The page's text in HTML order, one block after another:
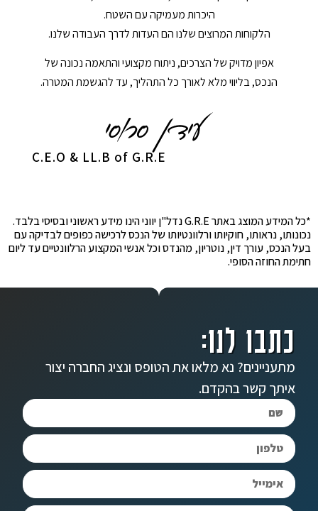
היכרות מעמיקה עם השטח.
הלקוחות המרוצים שלנו הם העדות לדרך העבודה שלנו.
אפיון מדויק של הצרכים, ניתוח מקצועי והתאמה נכונה של
הנכס, בליווי מלא לאורך כל התהליך, עד להגשמת המטרה.
C.E.O & LL.B of G.R.E
*כל המידע המוצג באתר G.R.E נדל"ן יווני הינו מידע ראשוני ובסיסי בלבד.
נכונותו, נראותו, חוקיותו ורלוונטיותו של הנכס לרכישה כפופים לבדיקה עם
בעל הנכס, עורך דין, נוטריון, מהנדס וכל אנשי המקצוע הרלוונטיים עד ליום
חתימת החוזה הסופי.
כתבו לנו:
מתעניינים? נא מלאו את הטופס ונציג החברה יצור
איתך קשר בהקדם.